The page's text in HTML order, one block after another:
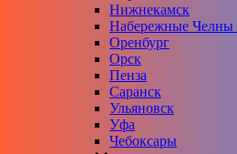
Нижнекамск
Набережные Челны
Оренбург
Орск
Пенза
Саранск
Ульяновск
Уфа
Чебоксары